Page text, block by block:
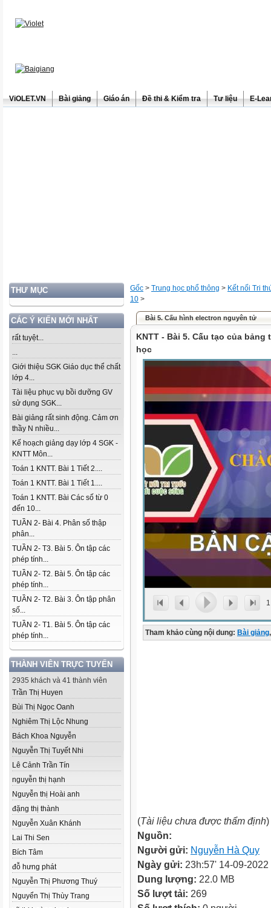
ViOLET.VN Bài giảng Giáo án Đề thi & Kiểm tra Tư liệu E-
THƯ MỤC
CÁC Ý KIẾN MỚI NHẤT
rất tuyệt...
...
Giới thiệu SGK Giáo dục thể chất
lớp 4...
Tài liệu phục vụ bồi dưỡng GV
sử dụng SGK...
Bài giảng rất sinh động. Cảm ơn
thầy N nhiều...
Kế hoạch giảng dạy lớp 4 SGK -
KNTT Môn...
Toán 1 KNTT. Bài 1 Tiết 2....
Toán 1 KNTT. Bài 1 Tiết 1....
Toán 1 KNTT. Bài Các số từ 0
đến 10...
TUẦN 2- Bài 4. Phân số thập
phân...
TUẦN 2- T3. Bài 5. Ôn tập các
phép tính...
TUẦN 2- T2. Bài 5. Ôn tập các
phép tính...
TUẦN 2- T2. Bài 3. Ôn tập phân
số...
TUẦN 2- T1. Bài 5. Ôn tập các
phép tính...
THÀNH VIÊN TRỰC TUYẾN
2935 khách và 41 thành viên
Trần Thị Huyen
Bùi Thị Ngọc Oanh
Nghiêm Thị Lộc Nhung
Bách Khoa Nguyễn
Nguyễn Thị Tuyết Nhi
Lê Cảnh Trần Tín
nguyễn thị hạnh
Nguyễn thị Hoài anh
đặng thị thành
Nguyễn Xuân Khánh
Lai Thi Sen
Bích Tâm
đỗ hưng phát
Nguyễn Thị Phương Thuý
Nguyển Thị Thùy Trang
Gốc > Trung học phổ thông > Kết nối Tri
10 >
Bài 5. Cấu hình electron nguyên tử
KNTT - Bài 5. Cấu tạo của
học
1
Tham khảo cùng nội dung: Bài giảng,
(Tài liệu chưa được thẩm định)
Nguồn:
Người gửi: Nguyễn Hà Quy
Ngày gửi: 23h:57' 14-09-2022
Dung lượng: 22.0 MB
Số lượt tải: 269